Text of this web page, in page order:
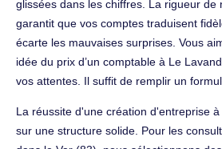
glissées dans les chiffres. La rigueur de
garantit que vos comptes traduisent
écarte les mauvaises surprises. Vous
idée du prix d’un comptable à Le
vos attentes. Il suffit de remplir un
La réussite d'une création d'entreprise
sur une structure solide. Pour les